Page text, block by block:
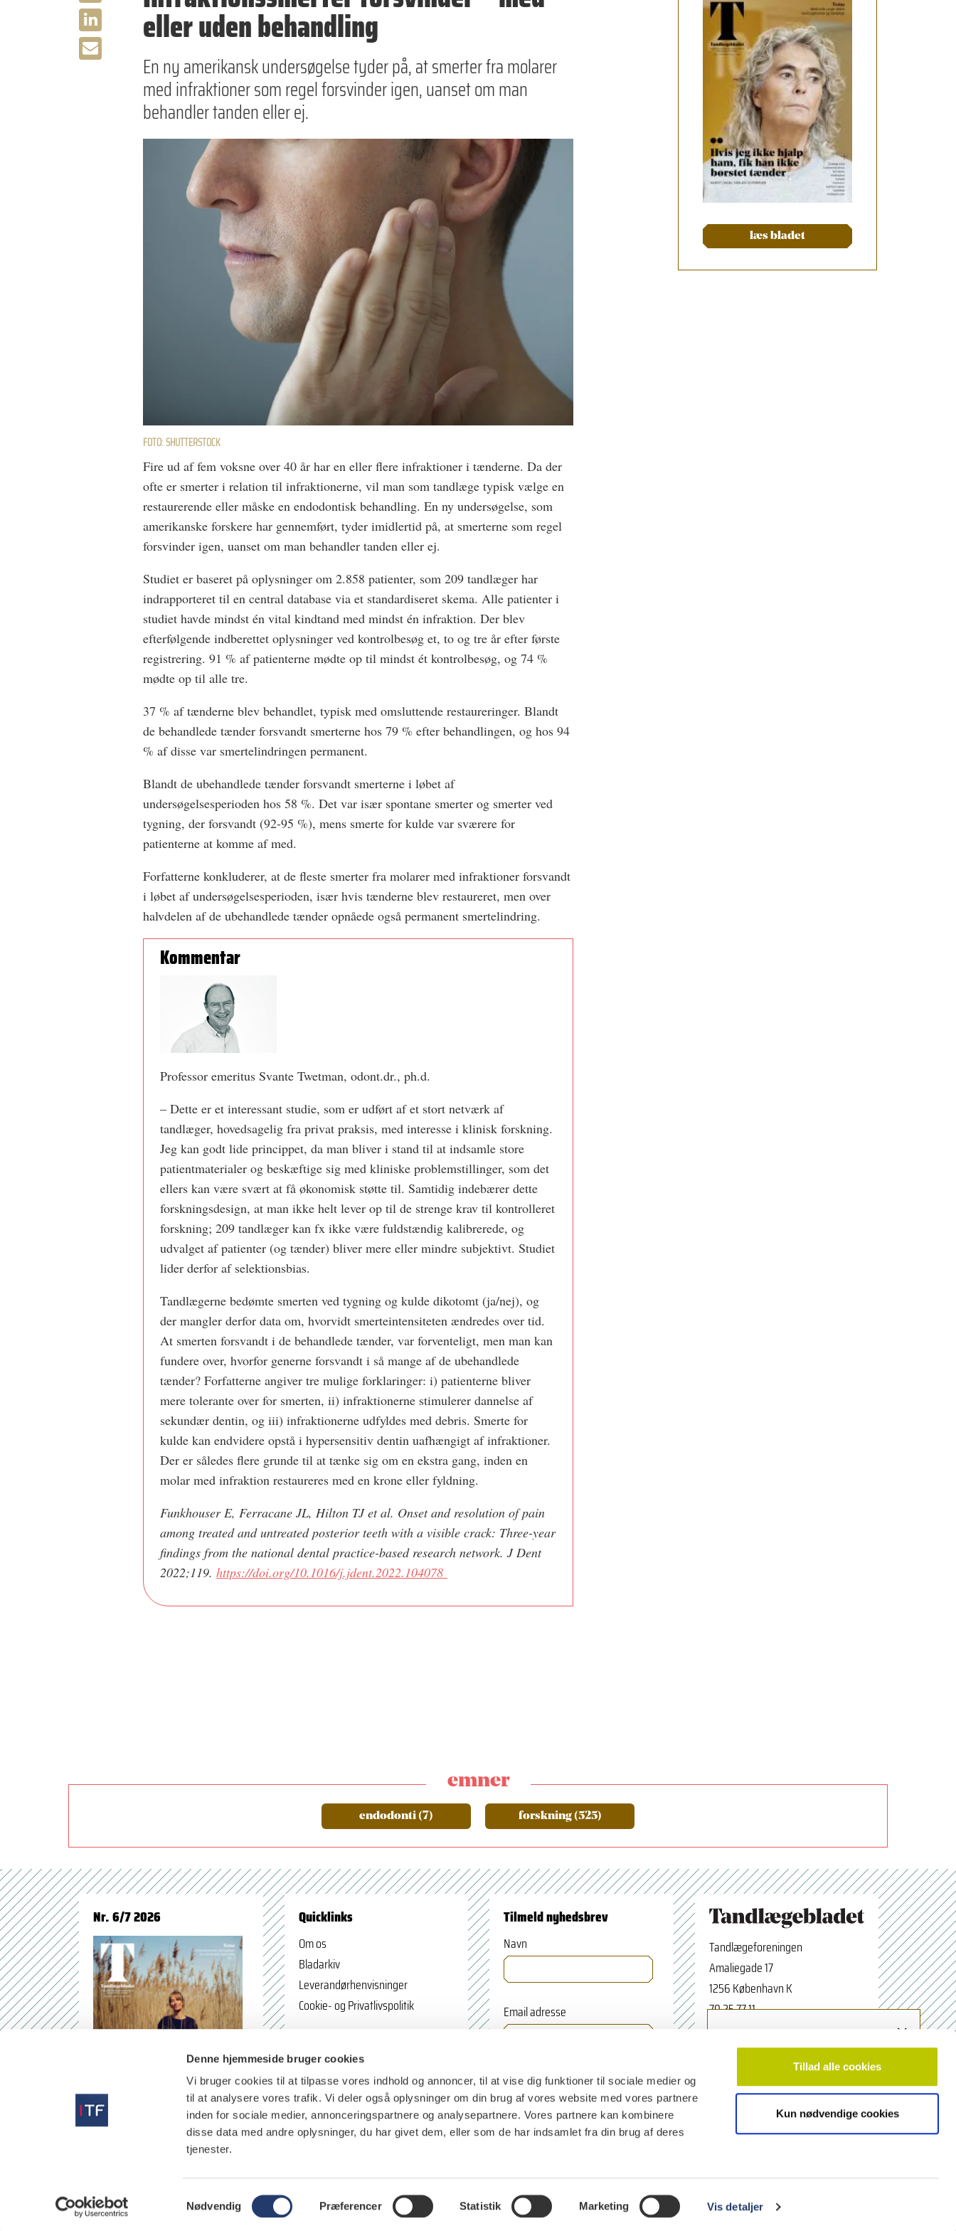
Denne hjemmeside bruger cookies
Vi bruger cookies til at tilpasse vores indhold og annoncer, til at vise dig funktioner til sociale medier og
til at analysere vores trafik. Vi deler også oplysninger om din brug af vores website med vores partnere
inden for sociale medier, annonceringspartnere og analysepartnere. Vores partnere kan kombinere
disse data med andre oplysninger, du har givet dem, eller som de har indsamlet fra din brug af deres
tjenester.
a
Nødvendig Præferencer Statistik Marketing Vis detaljer
Tillad alle cookies
Kun nødvendige cookies
eller uden behandling
En ny amerikansk undersøgelse tyder på, at smerter fra molarer
med infraktioner som regel forsvinder igen, uanset om man
behandler tanden eller ej.
FOTO: SHUTTERSTOCK
Fire ud af fem voksne over 40 år har en eller flere infraktioner i tænderne. Da der
ofte er smerter i relation til infraktionerne, vil man som tandlæge typisk vælge en
restaurerende eller måske en endodontisk behandling. En ny undersøgelse, som
amerikanske forskere har gennemført, tyder imidlertid på, at smerterne som regel
forsvinder igen, uanset om man behandler tanden eller ej.
Studiet er baseret på oplysninger om 2.858 patienter, som 209 tandlæger har
indrapporteret til en central database via et standardiseret skema. Alle patienter i
studiet havde mindst én vital kindtand med mindst én infraktion. Der blev
efterfølgende indberettet oplysninger ved kontrolbesøg et, to og tre år efter første
registrering. 91 % af patienterne mødte op til mindst ét kontrolbesøg, og 74 %
mødte op til alle tre.
37 % af tænderne blev behandlet, typisk med omsluttende restaureringer. Blandt
de behandlede tænder forsvandt smerterne hos 79 % efter behandlingen, og hos 94
% af disse var smertelindringen permanent.
Blandt de ubehandlede tænder forsvandt smerterne i løbet af
undersøgelsesperioden hos 58 %. Det var især spontane smerter og smerter ved
tygning, der forsvandt (92-95 %), mens smerte for kulde var sværere for
patienterne at komme af med.
Forfatterne konkluderer, at de fleste smerter fra molarer med infraktioner forsvandt
i løbet af undersøgelsesperioden, især hvis tænderne blev restaureret, men over
halvdelen af de ubehandlede tænder opnåede også permanent smertelindring.
Kommentar
Professor emeritus Svante Twetman, odont.dr., ph.d.
– Dette er et interessant studie, som er udført af et stort netværk af
tandlæger, hovedsagelig fra privat praksis, med interesse i klinisk forskning.
Jeg kan godt lide princippet, da man bliver i stand til at indsamle store
patientmaterialer og beskæftige sig med kliniske problemstillinger, som det
ellers kan være svært at få økonomisk støtte til. Samtidig indebærer dette
forskningsdesign, at man ikke helt lever op til de strenge krav til kontrolleret
forskning; 209 tandlæger kan fx ikke være fuldstændig kalibrerede, og
udvalget af patienter (og tænder) bliver mere eller mindre subjektivt. Studiet
lider derfor af selektionsbias.
Tandlægerne bedømte smerten ved tygning og kulde dikotomt (ja/nej), og
der mangler derfor data om, hvorvidt smerteintensiteten ændredes over tid.
At smerten forsvandt i de behandlede tænder, var forventeligt, men man kan
fundere over, hvorfor generne forsvandt i så mange af de ubehandlede
tænder? Forfatterne angiver tre mulige forklaringer: i) patienterne bliver
mere tolerante over for smerten, ii) infraktionerne stimulerer dannelse af
sekundær dentin, og iii) infraktionerne udfyldes med debris. Smerte for
kulde kan endvidere opstå i hypersensitiv dentin uafhængigt af infraktioner.
Der er således flere grunde til at tænke sig om en ekstra gang, inden en
molar med infraktion restaureres med en krone eller fyldning.
Funkhouser E, Ferracane JL, Hilton TJ et al. Onset and resolution of pain
among treated and untreated posterior teeth with a visible crack: Three-year
findings from the national dental practice-based research network. J Dent
2022;119. https://doi.org/10.1016/j.jdent.2022.104078
læs bladet
emner
endodonti (7) forskning (525)
Nr. 6/7 2026 Quicklinks
Om os
Bladarkiv
Leverandørhenvisninger
Cookie- og Privatlivspolitik
Tilmeld nyhedsbrev
Navn
Email adresse
Tandlægeforeningen
Amaliegade 17
1256 København K
70 25 77 11
tbredaktion@tdl.dk
facebook.com/odontologerne
×
Email adresse